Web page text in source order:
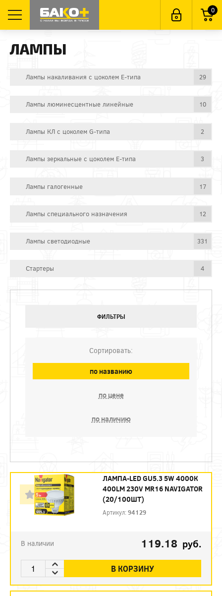
0
ЛАМПЫ
Лампы накаливания с цоколем E-типа 29
Лампы люминесцентные линейные 10
Лампы КЛ с цоколем G-типа 2
Лампы зеркальные с цоколем E-типа 3
Лампы галогенные 17
Лампы специального назначения 12
Лампы светодиодные 331
Стартеры 4
ФИЛЬТРЫ
Сортировать:
по названию
по цене
по наличию
ЛАМПА-LED GU5.3 5W 4000К
400LM 230V MR16 NAVIGATOR
(20/100ШТ)
Артикул:94129
В наличии 119.18 руб.
В КОРЗИНУ